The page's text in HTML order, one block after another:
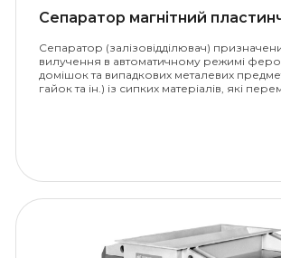
Сепаратор магнітний
Сепаратор (залізовідділювач)
вилучення в автоматичному режимі
домішок та випадкових металевих
гайок та ін.) із сипких матеріалів, які